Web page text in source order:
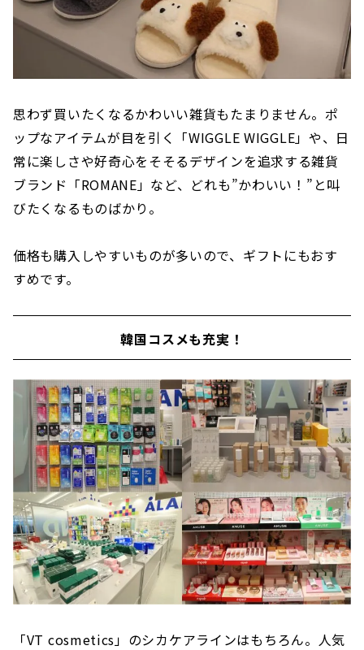
思わず買いたくなるかわいい雑貨もたまりません。ポ
ップなアイテムが目を引く「WIGGLE WIGGLE」や、日
常に楽しさや好奇心をそそるデザインを追求する雑貨
ブランド「ROMANE」など、どれも”かわいい！”と叫
びたくなるものばかり。
価格も購入しやすいものが多いので、ギフトにもおす
すめです。
韓国コスメも充実！
「VT cosmetics」のシカケアラインはもちろん。人気